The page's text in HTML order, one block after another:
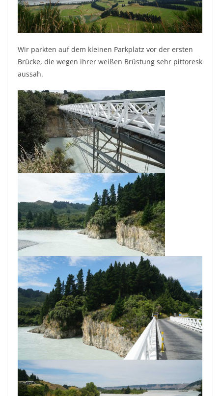
Wir parkten auf dem kleinen Parkplatz vor der ersten
Brücke, die wegen ihrer weißen Brüstung sehr pittoresk
aussah.